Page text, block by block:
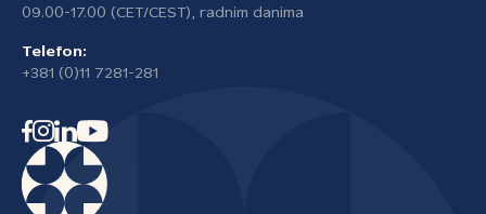
09.00-17.00 (CET/CEST), radnim danima
Telefon:
+381 (0)11 7281-281